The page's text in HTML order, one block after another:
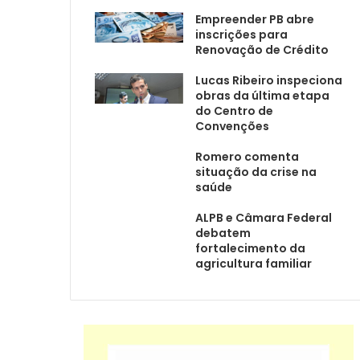
Empreender PB abre
inscrições para
Renovação de Crédito
Lucas Ribeiro inspeciona
obras da última etapa
do Centro de
Convenções
Romero comenta
situação da crise na
saúde
ALPB e Câmara Federal
debatem
fortalecimento da
agricultura familiar